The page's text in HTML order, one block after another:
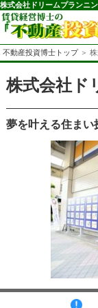
株式会社ドリームプランニ
不動産投資博士トップ＞ 株
株式会社ド
夢を叶える住まい